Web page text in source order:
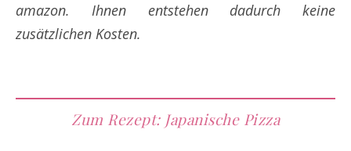
amazon. Ihnen entstehen dadurch keine
zusätzlichen Kosten.
Zum Rezept: Japanische Pizza